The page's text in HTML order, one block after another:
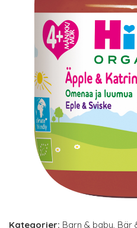
Kategorier: Barn & baby, Bär